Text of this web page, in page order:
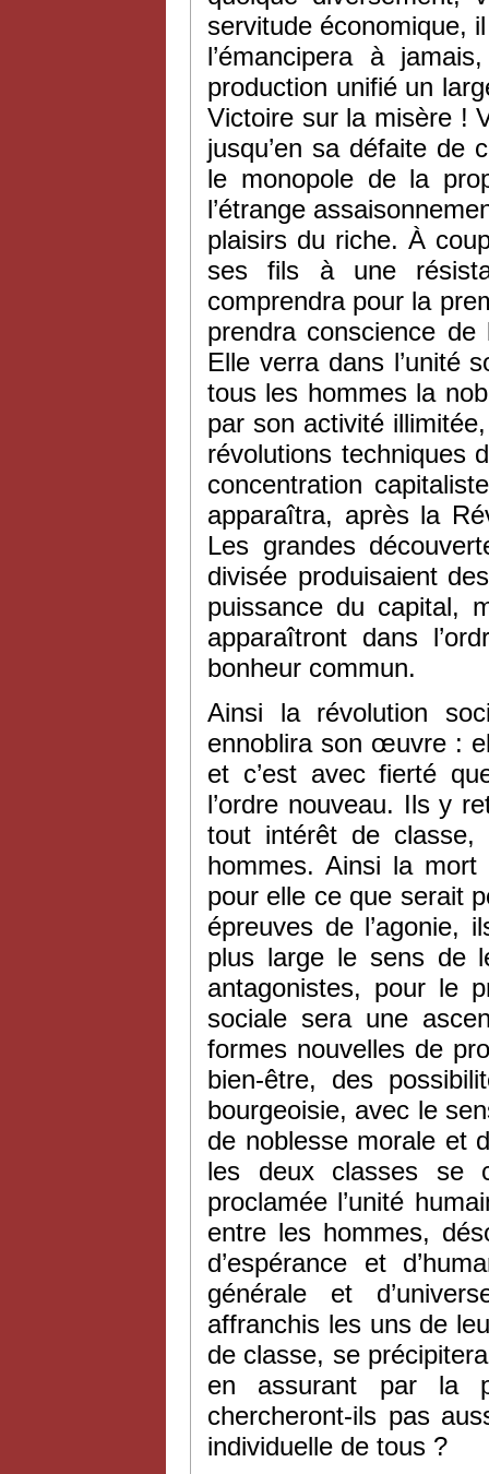
servitude économique,
l’émancipera à
production unifié un
Victoire sur la misère !
jusqu’en sa défaite de
le monopole de la
l’étrange
plaisirs du riche. À
ses fils à une
comprendra pour la
prendra conscience de
Elle verra dans l’unité
tous les hommes la
par son activité
révolutions techniques
concentration
apparaîtra, après la
Les grandes
divisée produisaient
puissance du capital,
apparaîtront dans
bonheur commun.
Ainsi la révolution
ennoblira son œuvre :
et c’est avec fierté
l’ordre nouveau. Ils y
tout intérêt de classe,
hommes. Ainsi la
pour elle ce que serait
épreuves de l’agonie,
plus large le sens de
antagonistes, pour le
sociale sera une
formes nouvelles de
bien-être, des
bourgeoisie, avec le
de noblesse morale et
les deux classes se
proclamée l’unité
entre les hommes,
d’espérance et
générale et
affranchis les uns de
de classe, se
en assurant par la
chercheront-ils pas
individuelle de tous ?